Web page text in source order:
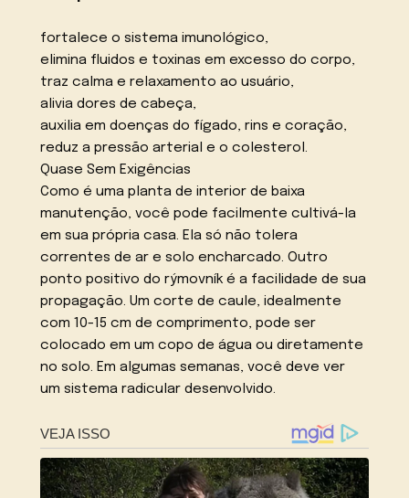
fortalece o sistema imunológico,
elimina fluidos e toxinas em excesso do corpo,
traz calma e relaxamento ao usuário,
alivia dores de cabeça,
auxilia em doenças do fígado, rins e coração,
reduz a pressão arterial e o colesterol.
Quase Sem Exigências
Como é uma planta de interior de baixa
manutenção, você pode facilmente cultivá-la
em sua própria casa. Ela só não tolera
correntes de ar e solo encharcado. Outro
ponto positivo do rýmovník é a facilidade de sua
propagação. Um corte de caule, idealmente
com 10-15 cm de comprimento, pode ser
colocado em um copo de água ou diretamente
no solo. Em algumas semanas, você deve ver
um sistema radicular desenvolvido.